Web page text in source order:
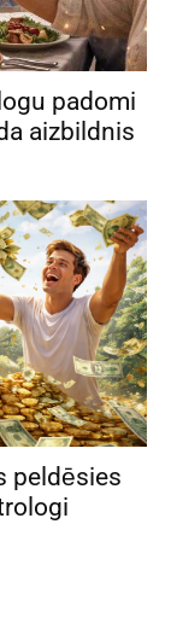
padomi
aizbildnis
peldēsies